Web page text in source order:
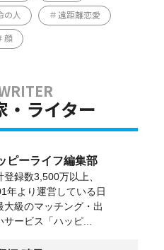
の人 遠距離恋愛
顔
・ライター
ピーライフ編集部
登録数3,500万以上、
年より運営している日
大級のマッチング・出
サービス「ハッピ...